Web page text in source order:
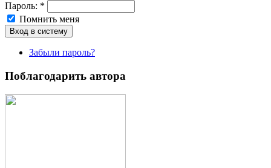
Пароль: *
Помнить меня
Забыли пароль?
Поблагодарить автора